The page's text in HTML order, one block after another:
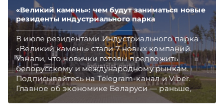
«Великий камень»: чем будут заниматься новые
резиденты индустриального парка
В июле резидентами Индустриального парка
«Великий камень» стали 7 новых компаний.
Узнали, что новички готовы предложить
белорусскому и международному рынкам.
Подписывайтесь на Telegram‑канал и Viber.
Главное об экономике Беларуси — раньше,
чем в новостях TelegramViber